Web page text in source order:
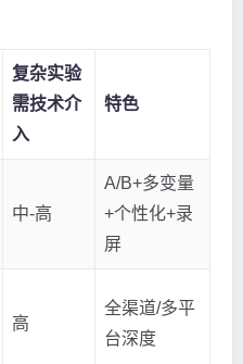
复杂实验
需技术介
入
特色
中-高
A/B+多变量
+个性化+录
屏
高
全渠道/多平
台深度